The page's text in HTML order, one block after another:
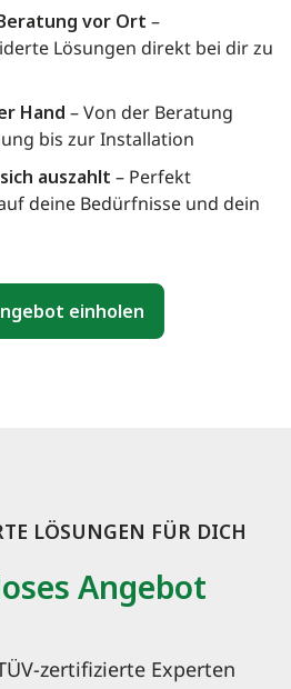
vor Ort –
Lösungen direkt bei dir zu
Hand – Von der Beratung
bis zur Installation
auszahlt – Perfekt
deine Bedürfnisse und dein
einholen
LÖSUNGEN FÜR DICH
Angebot
zertifizierte Experten